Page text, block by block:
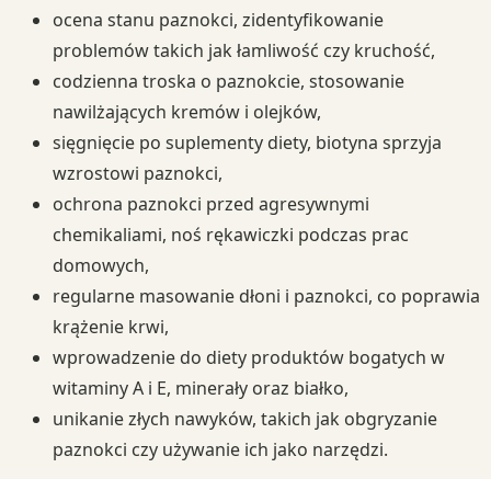
ocena stanu paznokci, zidentyfikowanie
problemów takich jak łamliwość czy kruchość,
codzienna troska o paznokcie, stosowanie
nawilżających kremów i olejków,
sięgnięcie po suplementy diety, biotyna sprzyja
wzrostowi paznokci,
ochrona paznokci przed agresywnymi
chemikaliami, noś rękawiczki podczas prac
domowych,
regularne masowanie dłoni i paznokci, co poprawia
krążenie krwi,
wprowadzenie do diety produktów bogatych w
witaminy A i E, minerały oraz białko,
unikanie złych nawyków, takich jak obgryzanie
paznokci czy używanie ich jako narzędzi.